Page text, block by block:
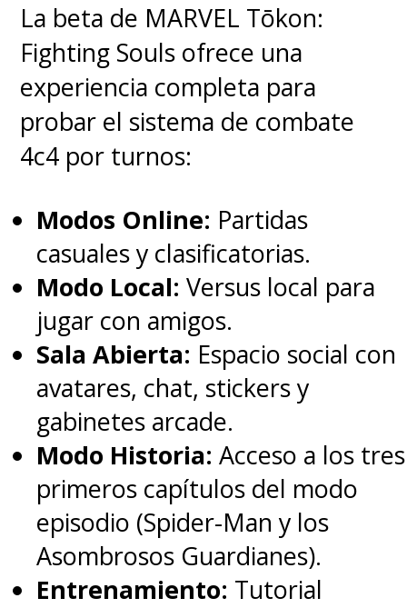
La beta de MARVEL Tōkon:
Fighting Souls ofrece una
experiencia completa para
probar el sistema de combate
4c4 por turnos:
Modos Online: Partidas
casuales y clasificatorias.
Modo Local: Versus local para
jugar con amigos.
Sala Abierta: Espacio social con
avatares, chat, stickers y
gabinetes arcade.
Modo Historia: Acceso a los tres
primeros capítulos del modo
episodio (Spider-Man y los
Asombrosos Guardianes).
Entrenamiento: Tutorial